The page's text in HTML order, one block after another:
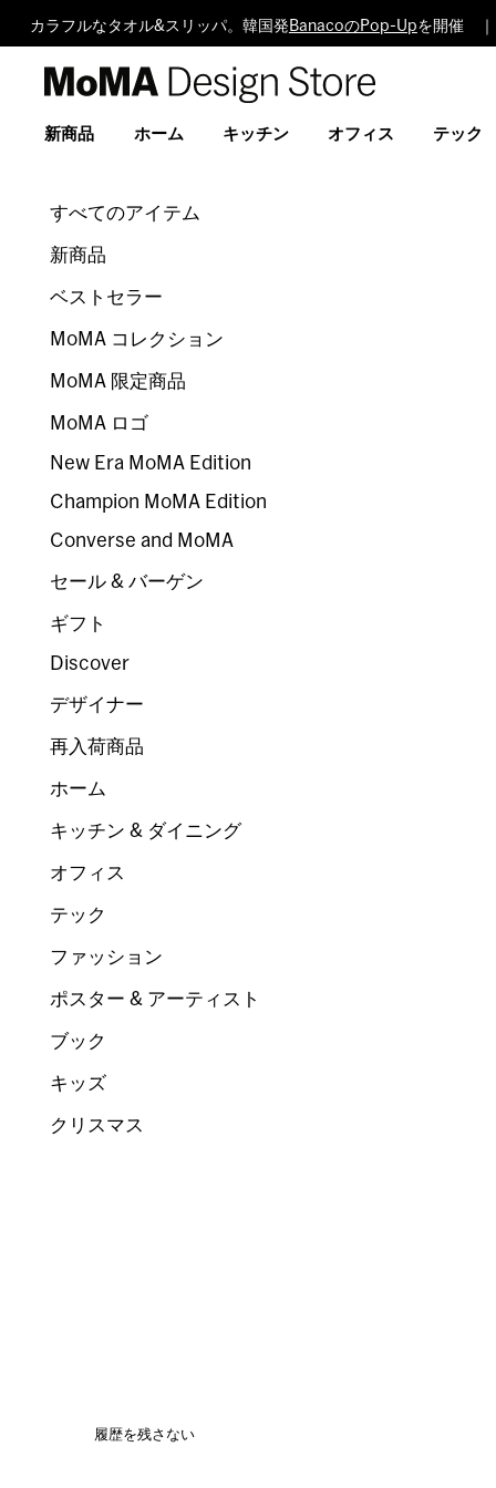
カラフルなタオル&スリッパ。韓国発 BanacoのPop-Upを開催
Design
新商品 ホーム キッチン オフィス テック
すべてのアイテム
新商品
ベストセラー
MoMA コレクション
MoMA 限定商品
MoMA ロゴ
New Era MoMA Edition
Champion MoMA Edition
Converse and MoMA
セール & バーゲン
ギフト
Discover
デザイナー
再入荷商品
ホーム
キッチン & ダイニング
オフィス
テック
ファッション
ポスター & アーティスト
ブック
キッズ
クリスマス
履歴を残さない